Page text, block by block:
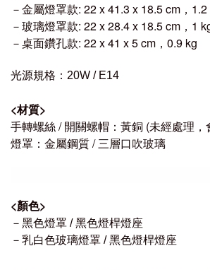
－金屬燈罩款: 22 x 41.3 x 18.5 cm，1.2
－玻璃燈罩款: 22 x 28.4 x 18.5 cm，1
－桌面鑽孔款: 22 x 41 x 5 cm ， 0.9 kg
光源規格： 20W / E14
<材質>
手轉螺絲 / 開關螺帽：黃銅 (未經處理，
燈罩：金屬鋼質 / 三層口吹玻璃
<顏色>
－ 黑色燈罩 /黑色燈桿燈座
－乳白色玻璃燈罩 / 黑色燈桿燈座